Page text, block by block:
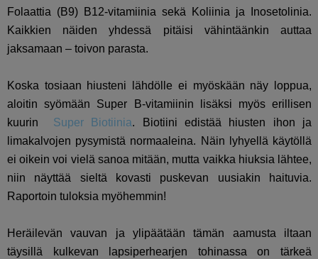
Folaattia (B9) B12-vitamiinia sekä Koliinia ja Inosetolinia.
Kaikkien näiden yhdessä pitäisi vähintäänkin auttaa
jaksamaan – toivon parasta.
Koska tosiaan hiusteni lähdölle ei myöskään näy loppua,
aloitin syömään Super B-vitamiinin lisäksi myös erillisen
kuurin Super Biotiinia. Biotiini edistää hiusten ihon ja
limakalvojen pysymistä normaaleina. Näin lyhyellä käytöllä
ei oikein voi vielä sanoa mitään, mutta vaikka hiuksia lähtee,
niin näyttää sieltä kovasti puskevan uusiakin haituvia.
Raportoin tuloksia myöhemmin!
Heräilevän vauvan ja ylipäätään tämän aamusta iltaan
täysillä kulkevan lapsiperhearjen tohinassa on tärkeä